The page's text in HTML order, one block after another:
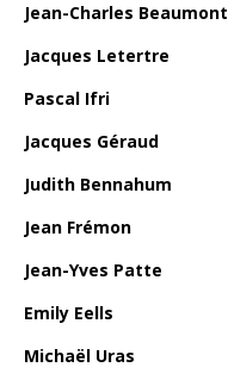
Jean-Charles Beaumont
Jacques Letertre
Pascal Ifri
Jacques Géraud
Judith Bennahum
Jean Frémon
Jean-Yves Patte
Emily Eells
Michaël Uras